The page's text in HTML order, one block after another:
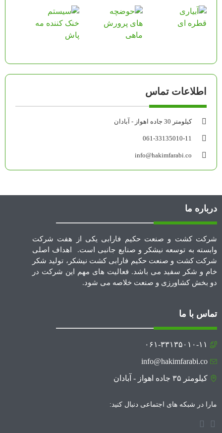
اطلاعات تماس
کیلومتر 30 جاده اهواز - آبادان
061-33135010-11
info@hakimfarabi.co
درباره ما
شرکت کشت و صنعت حکیم فارابی یکی از هفت شرکت
وابسته به توسعه نیشکر و صنایع جانبی است. اهداف اصلی
شرکت کشت و صنعت حکیم فارابی کشت نیشکر، تولید شکر
خام و شکر سفید می باشد. فعالیت های مهم این شرکت در
دو بخش کشاورزی و صنعت خلاصه می شود.
تماس با ما
۰۶۱-۳۳۱۳۵۰۱۰-۱۱
info@hakimfarabi.co
کیلومتر ۳۵ جاده اهواز - آبادان
مارا در شبکه های اجتماعی دنبال کنید: